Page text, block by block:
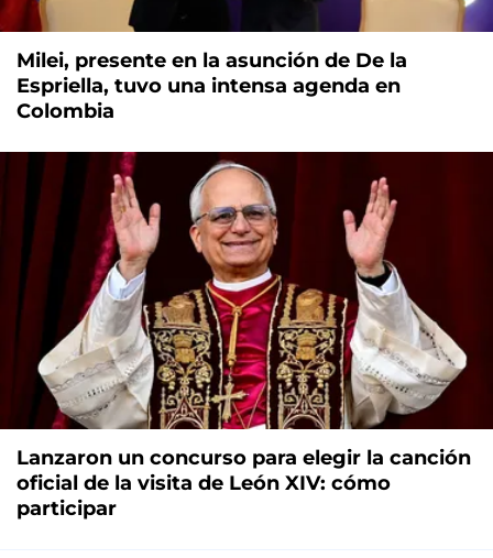
Milei, presente en la asunción de De la
Espriella, tuvo una intensa agenda en
Colombia
Lanzaron un concurso para elegir la canción
oficial de la visita de León XIV: cómo
participar